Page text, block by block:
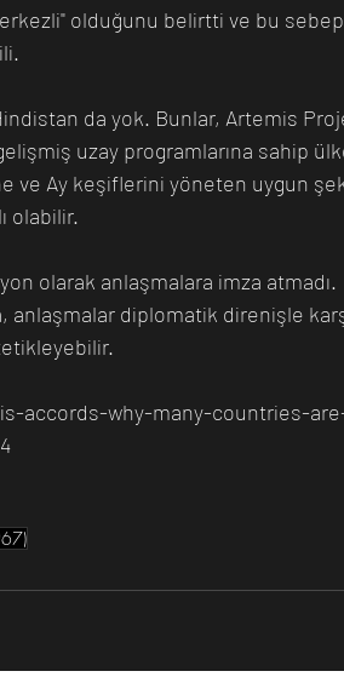
olduğunu belirtti ve bu
da yok. Bunlar, Artemis
uzay programlarına sahip
ve Ay keşiflerini yöneten uygun
olabilir.
olarak anlaşmalara imza atmadı.
anlaşmalar diplomatik direnişle
accords-why-many-countries-